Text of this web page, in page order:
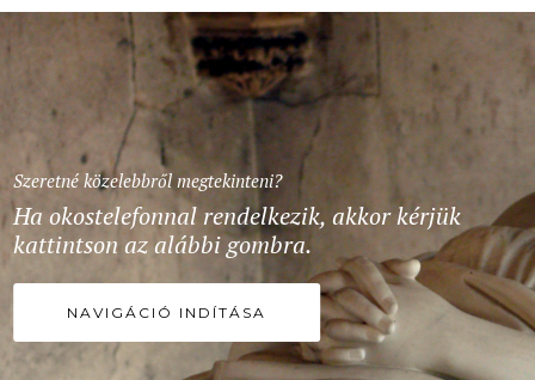
Szeretné közelebbről megtekinteni?
Ha okostelefonnal rendelkezik, akkor kérjük
kattintson az alábbi gombra.
NAVIGÁCIÓ INDÍTÁSA